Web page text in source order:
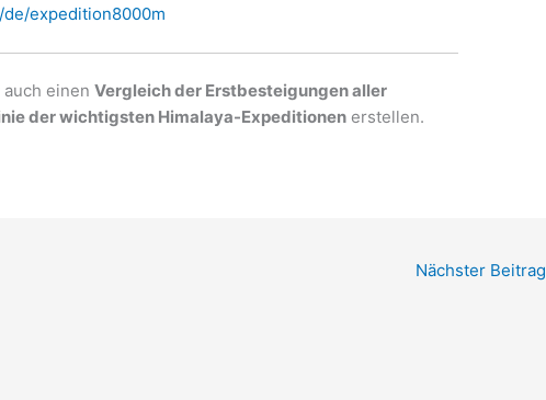
expedition8000m
auch einenVergleich der Erstbesteigungen aller
der wichtigsten Himalaya-Expeditionen erstellen.
Nächster Beitrag